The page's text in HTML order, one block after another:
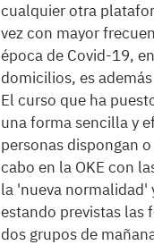
cualquier otra
vez con mayor
época de Covid-19,
domicilios, es
El curso que ha
una forma sencilla y
personas dispongan
cabo en la OKE con
la 'nueva normalidad'
estando previstas las
dos grupos de